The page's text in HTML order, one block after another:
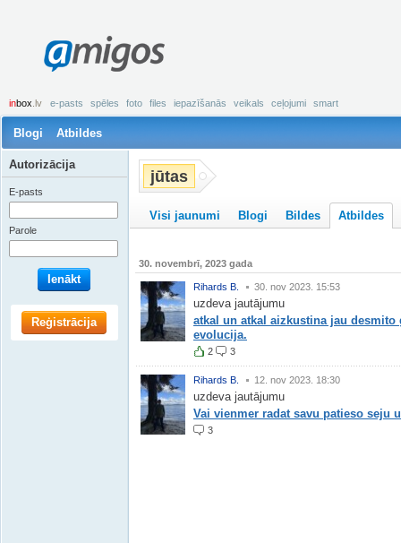
amigos
inbox .lv e-pasts spēles foto files iepazīšanās veikals ceļojumi smart
Blogi Atbildes
jūtas
Visi jaunumi Blogi Bildes Atbildes
30. novembrī, 2023 gada
Rihards B. 30. nov 2023. 15:53
uzdeva jautājumu
atkal un atkal aizkustina jau
evolucija.
2 3
Rihards B. 12. nov 2023. 18:30
uzdeva jautājumu
Vai vienmer radat savu patieso seju
3
Autorizācija
E-pasts
Parole
Ienākt
Reģistrācija